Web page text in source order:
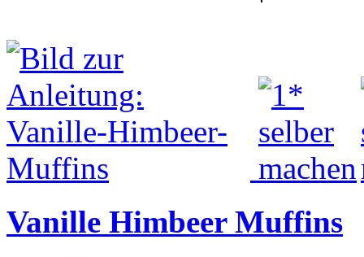
Vanille Himbeer Muffins